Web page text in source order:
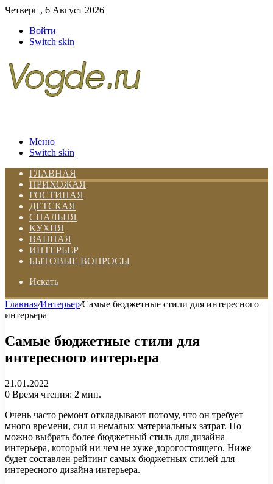
Четверг , 6 Август 2026
Войти
Switch skin
Меню
Switch skin
ГЛАВНАЯ
ПРИХОЖАЯ
ГОСТИНАЯ
ДЕТСКАЯ
СПАЛЬНЯ
КУХНЯ
ВАННАЯ
ИНТЕРЬЕР
БЫТОВЫЕ ВОПРОСЫ
Искать
Главная/Интерьер/Самые бюджетные стили для интересного
интерьера
Самые бюджетные стили для
интересного интерьера
21.01.2022
0 Время чтения: 2 мин.
Очень часто ремонт откладывают потому, что он требует
много времени, сил и немалых материальных затрат. Но
можно выбрать более бюджетный стиль для дизайна
интерьера, который ни чем не хуже дорогостоящего. Ниже
будет составлен рейтинг самых бюджетных стилей для
интересного дизайна интерьера.